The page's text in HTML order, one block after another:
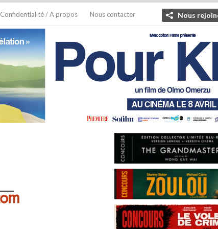
Confidentialité / A propos Nous contacter Nous